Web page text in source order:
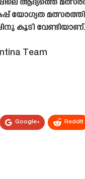
ആദ്യത്തെ
യോഗ്യത
കൂടി വേണ്ടിയാണ്.
Team
Google+ ReddIt